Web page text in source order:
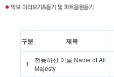
구분 제목
1
전능하신 이름 Name of All
Majesty